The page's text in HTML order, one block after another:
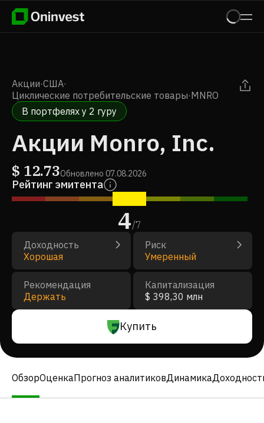
Акции·США·
Циклические потребительские товары·MNRO
В портфелях у 2 гуру
Акции Monro, Inc.
$ 12.73Обновлено 07.08.2026
Рейтинг эмитента
4/7
Доходность
Хорошая
Риск
Умеренный
Рекомендация
Держать
Капитализация
$ 398,30 млн
Купить
ОбзорОценкаПрогноз аналитиковДинамика